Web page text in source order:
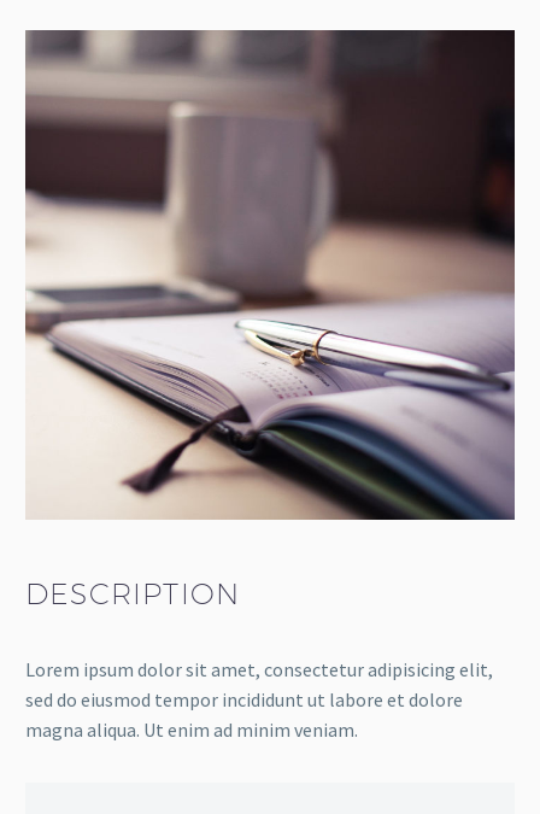
DESCRIPTION
Lorem ipsum dolor sit amet, consectetur adipisicing elit,
sed do eiusmod tempor incididunt ut labore et dolore
magna aliqua. Ut enim ad minim veniam.